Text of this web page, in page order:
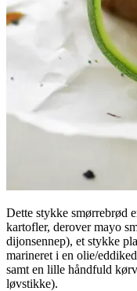
Dette stykke smørrebrød
kartofler, derover mayo
dijonsennep), et stykke
marineret i en olie/
samt en lille håndfuld
løvstikke).